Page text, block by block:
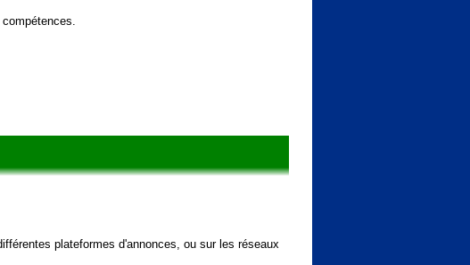
plateformes d'annonces, ou sur les réseaux